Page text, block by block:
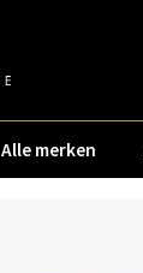
Alle merken